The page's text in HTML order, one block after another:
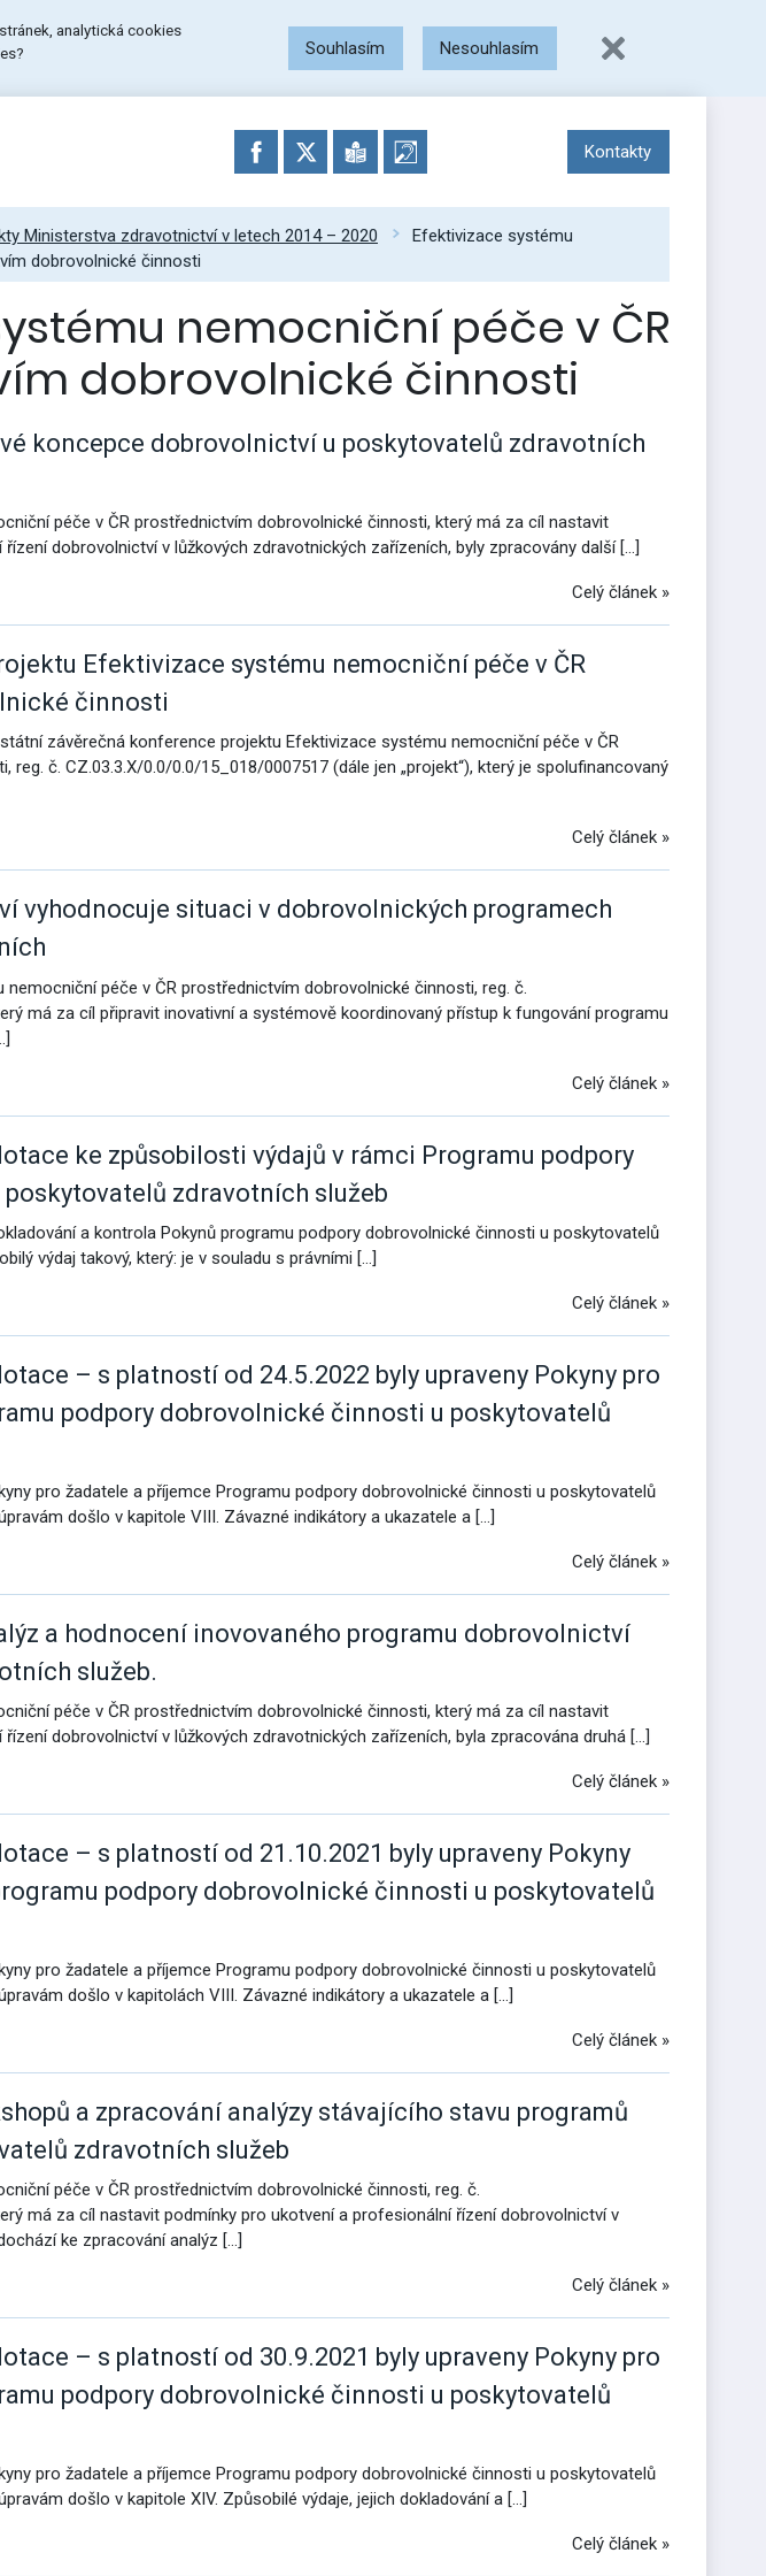
analytická cookies
Souhlasím Nesouhlasím
Kontakty
Ministerstva zdravotnictví v letech 2014 – 2020
Efektivizace systému
dobrovolnické činnosti
nemocniční péče v ČR
dobrovolnické činnosti
koncepce dobrovolnictví u poskytovatelů zdravotních
péče v ČR prostřednictvím dobrovolnické činnosti, který má za cíl nastavit
dobrovolnictví v lůžkových zdravotnických zařízeních, byly zpracovány další […]
Celý článek »
Efektivizace systému nemocniční péče v ČR
činnosti
závěrečná konference projektu Efektivizace systému nemocniční péče v ČR
č. CZ.03.3.X/0.0/0.0/15_018/0007517 (dále jen „projekt“), který je spolufinancovaný
Celý článek »
vyhodnocuje situaci v dobrovolnických programech
péče v ČR prostřednictvím dobrovolnické činnosti, reg. č.
má za cíl připravit inovativní a systémově koordinovaný přístup k fungování programu
Celý článek »
ke způsobilosti výdajů v rámci Programu podpory
zdravotních služeb
a kontrola Pokynů programu podpory dobrovolnické činnosti u poskytovatelů
výdaj takový, který: je v souladu s právními […]
Celý článek »
– s platností od 24.5.2022 byly upraveny Pokyny pro
podpory dobrovolnické činnosti u poskytovatelů
pro žadatele a příjemce Programu podpory dobrovolnické činnosti u poskytovatelů
došlo v kapitole VIII. Závazné indikátory a ukazatele a […]
Celý článek »
a hodnocení inovovaného programu dobrovolnictví
služeb.
péče v ČR prostřednictvím dobrovolnické činnosti, který má za cíl nastavit
dobrovolnictví v lůžkových zdravotnických zařízeních, byla zpracována druhá […]
Celý článek »
– s platností od 21.10.2021 byly upraveny Pokyny
podpory dobrovolnické činnosti u poskytovatelů
pro žadatele a příjemce Programu podpory dobrovolnické činnosti u poskytovatelů
došlo v kapitolách VIII. Závazné indikátory a ukazatele a […]
Celý článek »
a zpracování analýzy stávajícího stavu programů
zdravotních služeb
péče v ČR prostřednictvím dobrovolnické činnosti, reg. č.
má za cíl nastavit podmínky pro ukotvení a profesionální řízení dobrovolnictví v
ke zpracování analýz […]
Celý článek »
– s platností od 30.9.2021 byly upraveny Pokyny pro
podpory dobrovolnické činnosti u poskytovatelů
pro žadatele a příjemce Programu podpory dobrovolnické činnosti u poskytovatelů
došlo v kapitole XIV. Způsobilé výdaje, jejich dokladování a […]
Celý článek »